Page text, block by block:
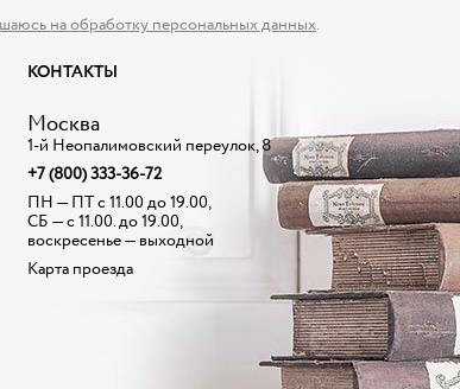
на обработку персональных данных.
КОНТАКТЫ
Москва
1-й Неопалимовский переулок, 8
+7 (800) 333-36-72
ПН — ПТ с 11.00 до 19.00,
СБ — с 11.00. до 19.00,
воскресенье — выходной
Карта проезда